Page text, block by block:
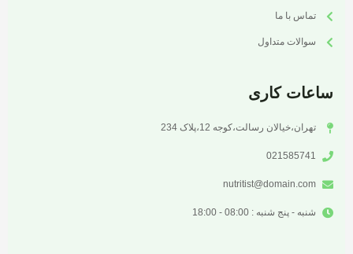
تماس با ما
سوالات متداول
ساعات کاری
تهران،خیالان رسالت،کوجه 12،پلاک 234
021585741
nutritist@domain.com
شنبه - پنج شنبه : 08:00 - 18:00